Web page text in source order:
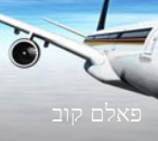
פאלם קוב